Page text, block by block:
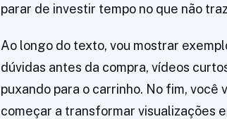
parar de investir tempo no que não
Ao longo do texto, vou mostrar
dúvidas antes da compra, vídeos
puxando para o carrinho. No fim, você
começar a transformar visualizações